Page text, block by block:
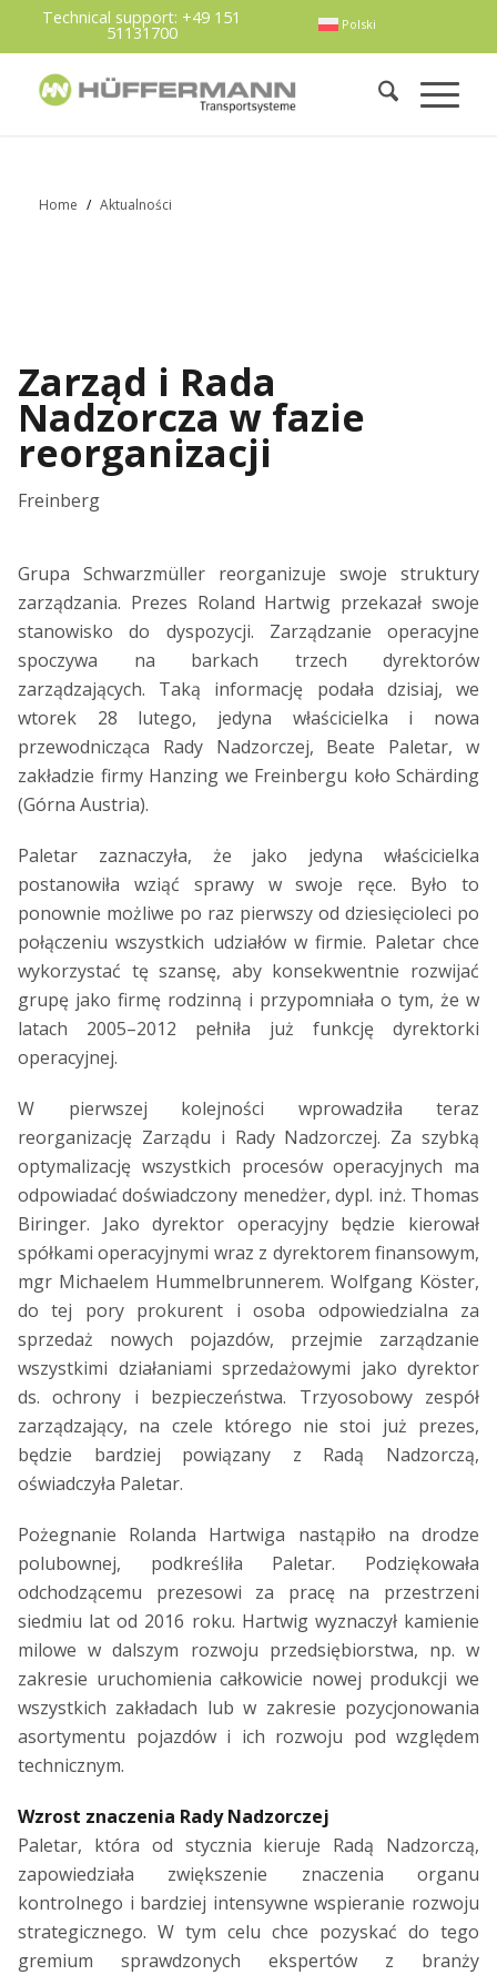
Polski
Technical support: +49 151
51131700
Home / Aktualności
Zarząd i Rada
Nadzorcza w fazie
reorganizacji
Freinberg
Grupa Schwarzmüller reorganizuje swoje struktury
zarządzania. Prezes Roland Hartwig przekazał swoje
stanowisko do dyspozycji. Zarządzanie operacyjne
spoczywa na barkach trzech dyrektorów
zarządzających. Taką informację podała dzisiaj, we
wtorek 28 lutego, jedyna właścicielka i nowa
przewodnicząca Rady Nadzorczej, Beate Paletar, w
zakładzie firmy Hanzing we Freinbergu koło Schärding
(Górna Austria).
Paletar zaznaczyła, że jako jedyna właścicielka
postanowiła wziąć sprawy w swoje ręce. Było to
ponownie możliwe po raz pierwszy od dziesięcioleci po
połączeniu wszystkich udziałów w firmie. Paletar chce
wykorzystać tę szansę, aby konsekwentnie rozwijać
grupę jako firmę rodzinną i przypomniała o tym, że w
latach 2005–2012 pełniła już funkcję dyrektorki
operacyjnej.
W pierwszej kolejności wprowadziła teraz
reorganizację Zarządu i Rady Nadzorczej. Za szybką
optymalizację wszystkich procesów operacyjnych ma
odpowiadać doświadczony menedżer, dypl. inż. Thomas
Biringer. Jako dyrektor operacyjny będzie kierował
spółkami operacyjnymi wraz z dyrektorem finansowym,
mgr Michaelem Hummelbrunnerem. Wolfgang Köster,
do tej pory prokurent i osoba odpowiedzialna za
sprzedaż nowych pojazdów, przejmie zarządzanie
wszystkimi działaniami sprzedażowymi jako dyrektor
ds. ochrony i bezpieczeństwa. Trzyosobowy zespół
zarządzający, na czele którego nie stoi już prezes,
będzie bardziej powiązany z Radą Nadzorczą,
oświadczyła Paletar.
Pożegnanie Rolanda Hartwiga nastąpiło na drodze
polubownej, podkreśliła Paletar. Podziękowała
odchodzącemu prezesowi za pracę na przestrzeni
siedmiu lat od 2016 roku. Hartwig wyznaczył kamienie
milowe w dalszym rozwoju przedsiębiorstwa, np. w
zakresie uruchomienia całkowicie nowej produkcji we
wszystkich zakładach lub w zakresie pozycjonowania
asortymentu pojazdów i ich rozwoju pod względem
technicznym.
Wzrost znaczenia Rady Nadzorczej
Paletar, która od stycznia kieruje Radą Nadzorczą,
zapowiedziała zwiększenie znaczenia organu
kontrolnego i bardziej intensywne wspieranie rozwoju
strategicznego. W tym celu chce pozyskać do tego
gremium sprawdzonych ekspertów z branży